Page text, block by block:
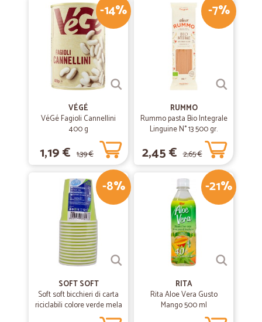
-14%
VÉGÉ
VéGé Fagioli Cannellini
400 g
1,19 € 1,39 €
-7%
RUMMO
Rummo pasta Bio Integrale
Linguine N° 13 500 gr.
2,45 € 2,65 €
-8%
SOFT SOFT
Soft soft bicchieri di carta
riciclabili colore verde mela
-21%
RITA
Rita Aloe Vera Gusto
Mango 500 ml